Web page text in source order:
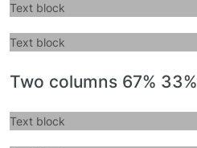
Text block
Text block
Two columns 67% 33%
Text block